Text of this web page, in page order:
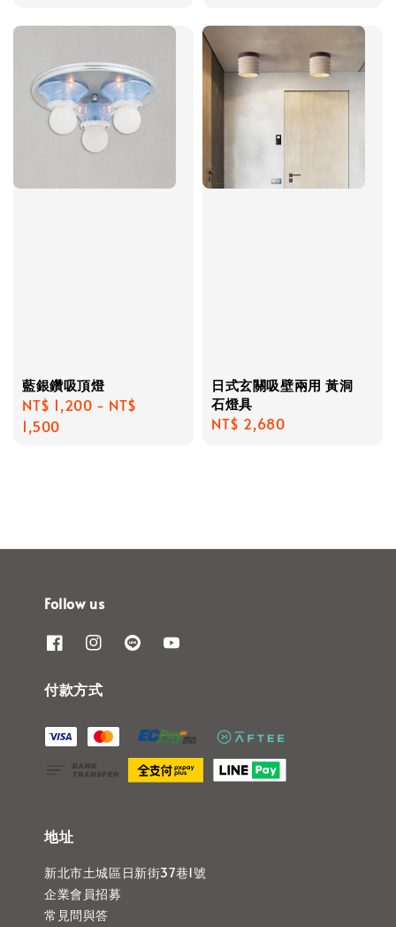
藍銀鑽吸頂燈
Regular
price
NT$ 1,200 - NT$
1,500
日式玄關吸壁兩用 黃洞
石燈具
Regular
NT$ 2,680
Follow us
付款方式
地址
新北市土城區日新街37巷1號
企業會員招募
常見問與答